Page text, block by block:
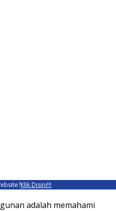
Klik Disini!!!
adalah memahami